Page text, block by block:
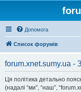
Допомога
Список форумів
forum.xnet.sumy.ua -
Ця політика детально
(надалі “ми”, “наш”,